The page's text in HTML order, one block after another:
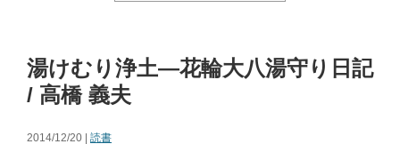
湯けむり浄土―花輪大八湯守り日記
/ 高橋 義夫
2014/12/20 | 読書